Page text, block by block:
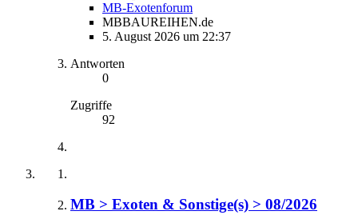
MB-Exotenforum
MBBAUREIHEN.de
5. August 2026 um 22:37
Antworten
0
Zugriffe
92
MB > Exoten & Sonstige(s) > 08/2026